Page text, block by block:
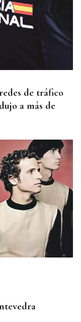
de tráfico
a más de